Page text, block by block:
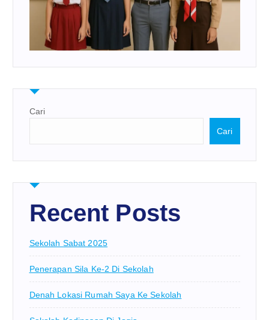
Cari
Cari
Recent Posts
Sekolah Sabat 2025
Penerapan Sila Ke-2 Di Sekolah
Denah Lokasi Rumah Saya Ke Sekolah